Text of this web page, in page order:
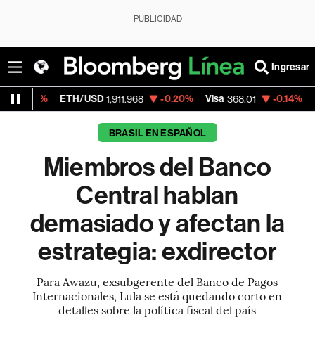
PUBLICIDAD
Ingresar
USD 1,911.968 -0.20% Visa 368.01 -0.14% MercadoLibre
BRASIL EN ESPAÑOL
Miembros del Banco
Central hablan
demasiado y afectan la
estrategia: exdirector
Para Awazu, exsubgerente del Banco de Pagos
Internacionales, Lula se está quedando corto en
detalles sobre la política fiscal del país